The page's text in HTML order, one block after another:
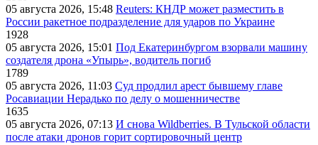
05 августа 2026, 15:48 Reuters: КНДР может разместить в
России ракетное подразделение для ударов по Украине
1928
05 августа 2026, 15:01 Под Екатеринбургом взорвали машину
создателя дрона «Упырь», водитель погиб
1789
05 августа 2026, 11:03 Суд продлил арест бывшему главе
Росавиации Нерадько по делу о мошенничестве
1635
05 августа 2026, 07:13 И снова Wildberries. В Тульской области
после атаки дронов горит сортировочный центр